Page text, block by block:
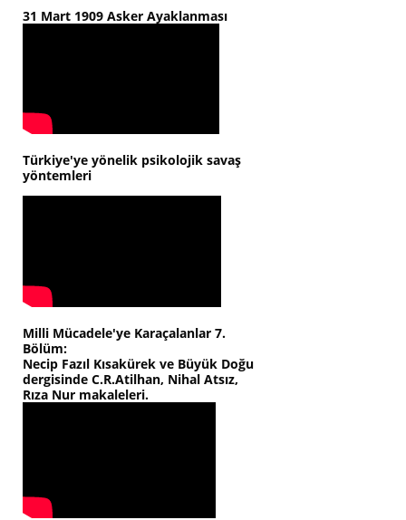
31 Mart 1909 Asker Ayaklanması
Türkiye'ye yönelik psikolojik savaş
yöntemleri
Milli Mücadele'ye Karaçalanlar 7.
Bölüm:
Necip Fazıl Kısakürek ve Büyük Doğu
dergisinde C.R.Atilhan, Nihal Atsız,
Rıza Nur makaleleri.